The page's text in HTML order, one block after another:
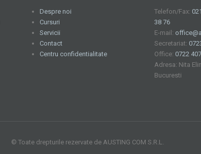
Despre noi
Cursuri
Servicii
Contact
Centru confidentialitate
Telefon/Fax:
38 76
E-mail:
Secretariat:
Office: 0722
Adresa: Nita
Bucuresti
© Toate drepturile rezervate de AUSTING COM S.R.L.